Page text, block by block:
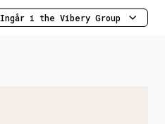
Ingår i the Vibery Group